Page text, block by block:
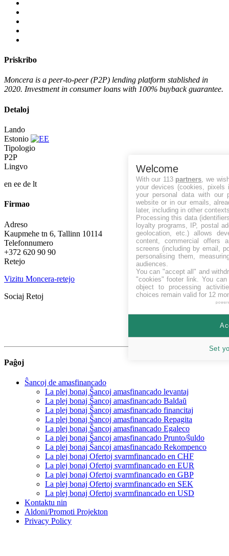
Priskribo
Moncera is a peer-to-peer (P2P) lending platform stablished in
2020. Investment in consumer loans with 100% buyback guarantee.
Detaloj
Lando
Estonio
Tipologio
P2P
Lingvo
en ee de lt
Firmao
Adreso
Kaupmehe tn 6, Tallinn 10114
Telefonnumero
+372 620 90 90
Retejo
Vizitu Moncera-retejo
Sociaj Retoj
Paĝoj
Ŝancoj de amasfinancado
La plej bonaj Ŝancoj amasfinancado levantaj
La plej bonaj Ŝancoj amasfinancado Baldaŭ
La plej bonaj Ŝancoj amasfinancado financitaj
La plej bonaj Ŝancoj amasfinancado Repagita
La plej bonaj Ŝancoj amasfinancado Egaleco
La plej bonaj Ŝancoj amasfinancado Prunto/ŝuldo
La plej bonaj Ŝancoj amasfinancado Rekompenco
La plej bonaj Ofertoj svarmfinancado en CHF
La plej bonaj Ofertoj svarmfinancado en EUR
La plej bonaj Ofertoj svarmfinancado en GBP
La plej bonaj Ofertoj svarmfinancado en SEK
La plej bonaj Ofertoj svarmfinancado en USD
Kontaktu nin
Aldoni/Promoti Projekton
Privacy Policy
Welcome
With our 113 partners, we
your devices (cookies, pixels
your personal data with our
website or in our emails,
later, including in other
Processing this data
loyalty programs, IP, postal
geolocation, etc.) allows
content, commercial offers
screens (including by email,
personalising them,
audiences.
You can "accept all" and
"cookies" footer link. You can
object to processing
choices remain valid for 12
Set